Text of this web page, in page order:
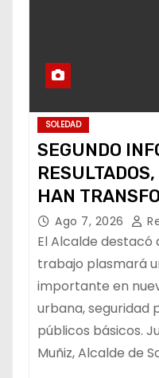
SOLEDAD
SEGUNDO
HAN
DE LOS
MANUEL
Ago 7, 2026
El Alcalde destacó
trabajo plasmará
importante en
urbana, seguridad
públicos básicos.
Muñiz, Alcalde de